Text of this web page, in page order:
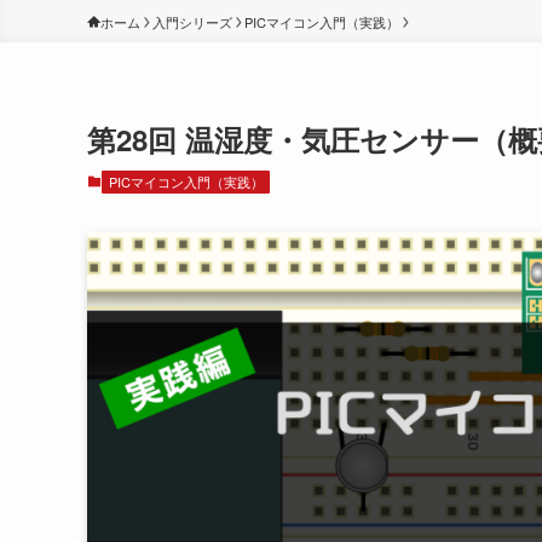
ホーム 入門シリーズ PICマイコン入門（実践）
第28回 温湿度・気圧センサー（
PICマイコン入門（実践）